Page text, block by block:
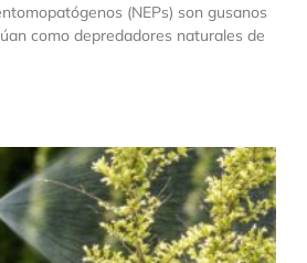
(NEPs) son gusanos
como depredadores naturales de